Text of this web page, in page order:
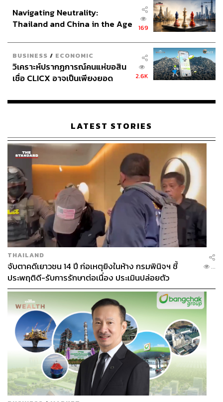
Navigating Neutrality:
Thailand and China in the Age
169
BUSINESS / ECONOMIC
วิเคราะห์ปรากฏการณ์คนแห่ขอสิน
เชื่อ CLICX อาจเป็นเพียงยอด
เรือนไทยที่ถูกซุกไว้
2.6K
LATEST STORIES
THAILAND
จับตาคดีเยาวชน 14 ปี ก่อเหตุยิงในห้าง กรมพินิจฯ ชี้
ประพฤติดี-รับการรักษาต่อเนื่อง ประเมินปล่อยตัว
...